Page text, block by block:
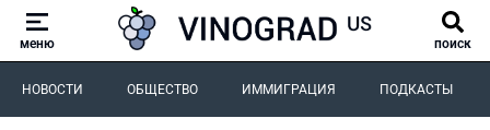
меню поиск
НОВОСТИ ОБЩЕСТВО ИММИГРАЦИЯ ПОДКАСТЫ